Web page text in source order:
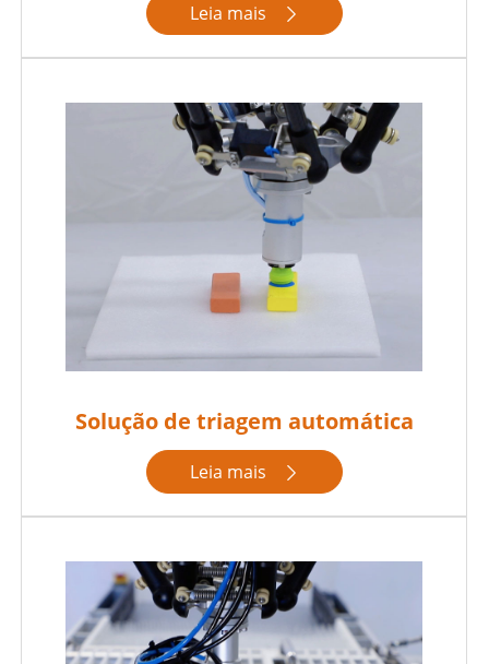
Leia mais 
Solução de triagem automática
Leia mais 